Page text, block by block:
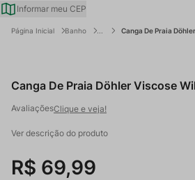
Informar meu CEP
Banho Canga De Praia
Canga De Praia Döhler Viscose
Clique e veja!
Ver descrição do produto
R$ 69,99